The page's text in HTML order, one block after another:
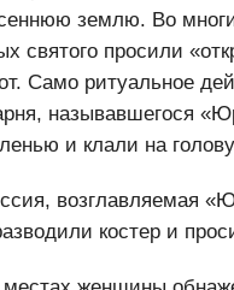
вешний
землю. Во
святого просили
Само ритуальное
называвшегося
возглавляемая